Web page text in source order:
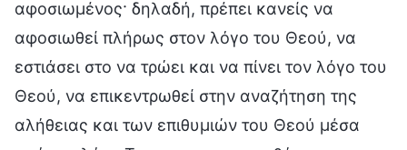
αφοσιωμένος· δηλαδή, πρέπει κανείς να
αφοσιωθεί πλήρως στον λόγο του Θεού, να
εστιάσει στο να τρώει και να πίνει τον λόγο του
Θεού, να επικεντρωθεί στην αναζήτηση της
αλήθειας και των επιθυμιών του Θεού μέσα